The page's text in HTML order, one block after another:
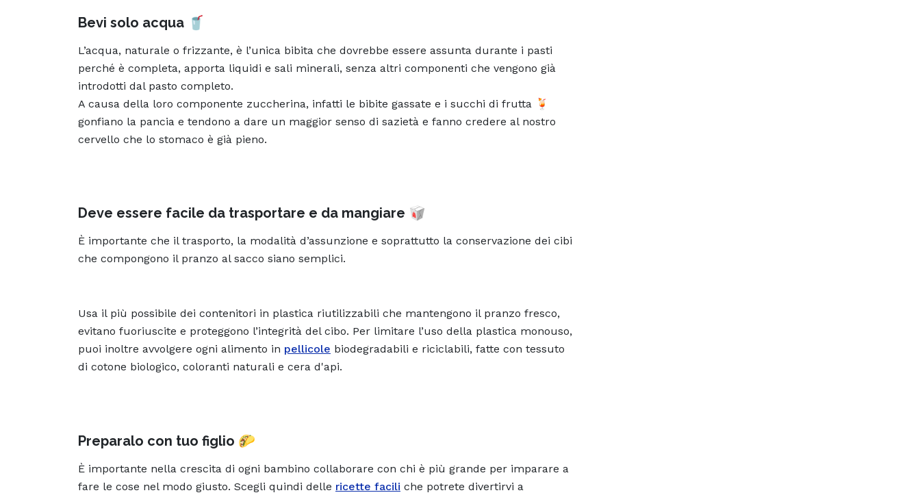
Bevi solo acqua 🥤
L’acqua, naturale o frizzante, è l’unica bibita che dovrebbe essere assunta durante i pasti
perché è completa, apporta liquidi e sali minerali, senza altri componenti che vengono già
introdotti dal pasto completo.
A causa della loro componente zuccherina, infatti le bibite gassate e i succhi di frutta 🍹
gonfiano la pancia e tendono a dare un maggior senso di sazietà e fanno credere al nostro
cervello che lo stomaco è già pieno.
Deve essere facile da trasportare e da mangiare 🥡
È importante che il trasporto, la modalità d’assunzione e soprattutto la conservazione dei cibi
che compongono il pranzo al sacco siano semplici.
Usa il più possibile dei contenitori in plastica riutilizzabili che mantengono il pranzo fresco,
evitano fuoriuscite e proteggono l’integrità del cibo. Per limitare l’uso della plastica monouso,
puoi inoltre avvolgere ogni alimento in pellicole biodegradabili e riciclabili, fatte con tessuto
di cotone biologico, coloranti naturali e cera d'api.
Preparalo con tuo figlio 🌮
È importante nella crescita di ogni bambino collaborare con chi è più grande per imparare a
fare le cose nel modo giusto. Scegli quindi delle ricette facili che potrete divertirvi a